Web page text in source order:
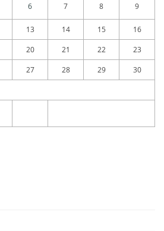
6 7 8 9
13 14 15
16
20 21 22
23
27 28 29
30